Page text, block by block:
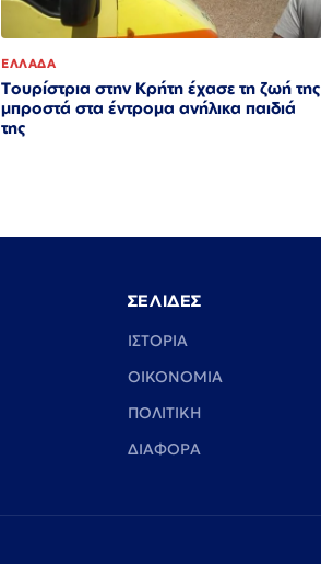
ΕΛΛΑΔΑ
Τουρίστρια στην Κρήτη έχασε τη ζωή της
μπροστά στα έντρομα ανήλικα παιδιά
της
ΣΕΛΙΔΕΣ
ΙΣΤΟΡΙΑ
ΟΙΚΟΝΟΜΙΑ
ΠΟΛΙΤΙΚΗ
ΔΙΑΦΟΡΑ